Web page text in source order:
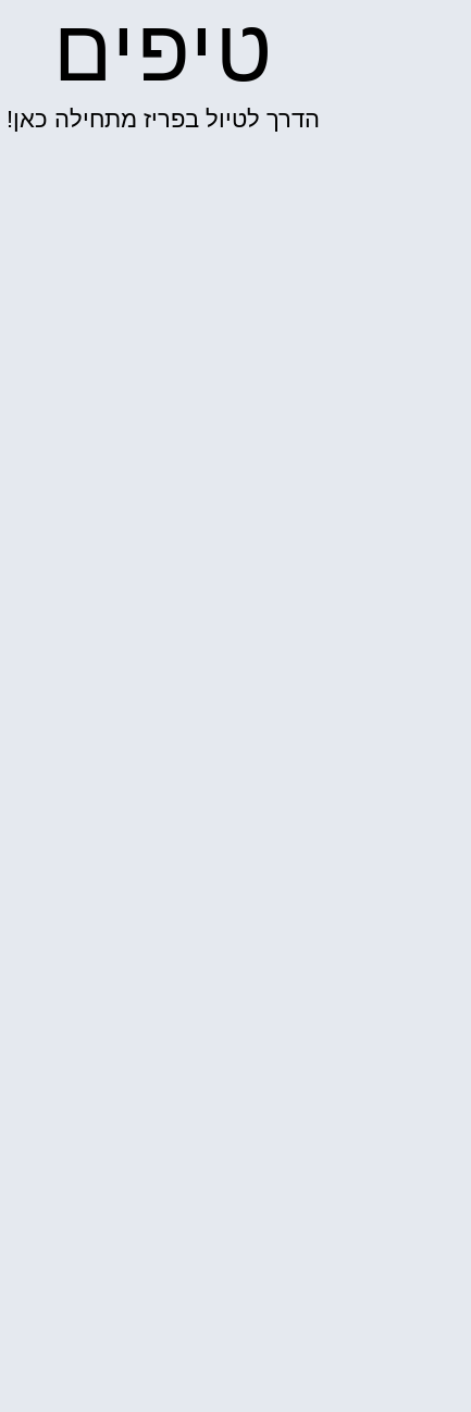
טיפים
הדרך לטיול בפריז מתחילה כאן!